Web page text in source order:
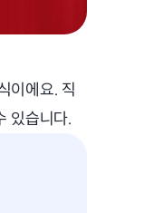
이에요. 직
있습니다.